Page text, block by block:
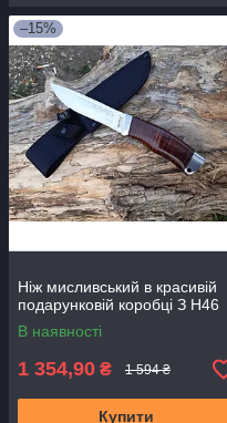
–15%
Ніж мисливський в красивій
подарунковій коробці З H46
В наявності
1 354,90 ₴ 1 594 ₴
Купити